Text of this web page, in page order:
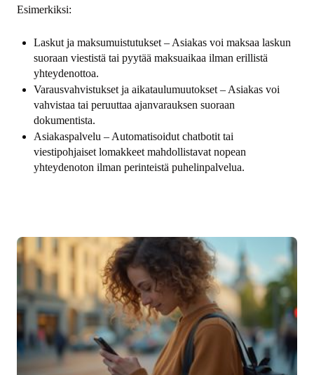
Esimerkiksi:
Laskut ja maksumuistutukset – Asiakas voi maksaa laskun
suoraan viestistä tai pyytää maksuaikaa ilman erillistä
yhteydenottoa.
Varausvahvistukset ja aikataulumuutokset – Asiakas voi
vahvistaa tai peruuttaa ajanvarauksen suoraan
dokumentista.
Asiakaspalvelu – Automatisoidut chatbotit tai
viestipohjaiset lomakkeet mahdollistavat nopean
yhteydenoton ilman perinteistä puhelinpalvelua.